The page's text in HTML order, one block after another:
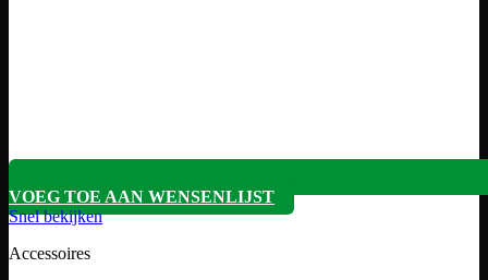
VOEG TOE AAN WENSENLIJST
Snel bekijken
Accessoires